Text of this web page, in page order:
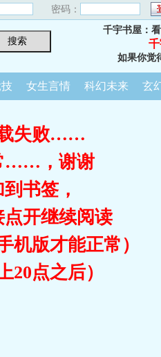
密码：
千宇书屋：
如果你觉
女生言情 科幻未来 玄
载失败……
……，谢谢
书签，
开继续阅读
机版才能正常）
20点之后）